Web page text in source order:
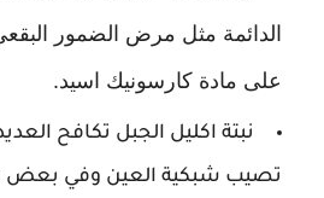
الدائمة مثل مرض الضمور
على مادة كارسونيك اسيد.
نبتة اكليل الجبل تكافح
تصيب شبكية العين وفي بعض